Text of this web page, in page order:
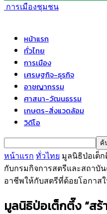
การเมืองชุมชน
หน้าแรก
ทั่วไทย
การเมือง
เศรษฐกิจ-ธุรกิจ
อาชญากรรม
ศาสนา-วัฒนธรรม
เกษตร-สิ่งแวดล้อม
วิดีโอ
หน้าแรก ทั่วไทย มูลนิธิป่อเต็ก
กับกรมกิจการสตรีและสถาบั
อาชีพให้กับสตรีที่ด้อยโอกา
มูลนิธิป่อเต็กตึ๊ง “สร้